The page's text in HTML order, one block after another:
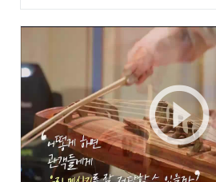
play_circle_outline